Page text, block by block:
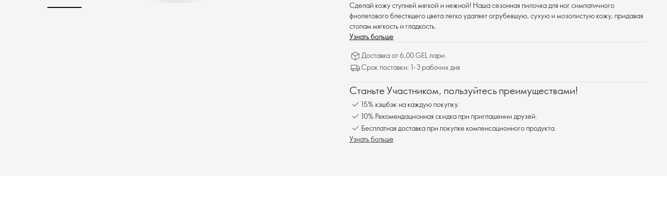
Сделай кожу ступней мягкой и нежной! Наша сезонная пилочка для ног симпатичного
фиолетового блестящего цвета легко удаляет огрубевшую, сухую и мозолистую кожу, придавая
стопам мягкость и гладкость.
Узнать больше
Доставка от 6,00 GEL лари.
Срок поставки: 1-3 рабочих дня
Станьте Участником, пользуйтесь преимуществами!
15% кэшбэк на каждую покупку.
10% Рекомендационная скидка при приглашении друзей.
Бесплатная доставка при покупке компенсационного продукта.
Узнать больше